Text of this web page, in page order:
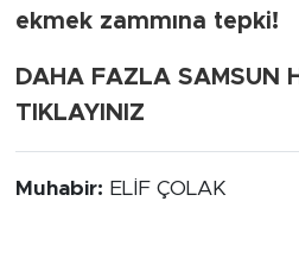
ekmek zammına tepki!
DAHA FAZLA SAMSUN
TIKLAYINIZ
Muhabir: ELİF ÇOLAK